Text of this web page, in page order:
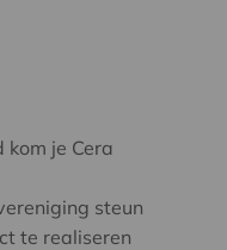
kom je Cera
steun
te realiseren